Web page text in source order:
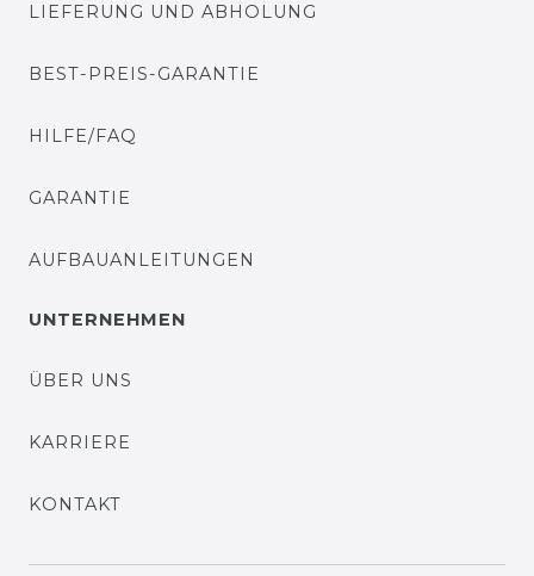
LIEFERUNG UND ABHOLUNG
BEST-PREIS-GARANTIE
HILFE/FAQ
GARANTIE
AUFBAUANLEITUNGEN
UNTERNEHMEN
ÜBER UNS
KARRIERE
KONTAKT